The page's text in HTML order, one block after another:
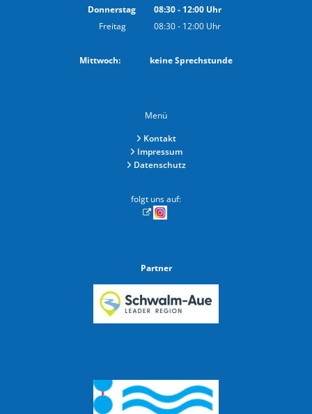
Von 08:30 bis 12:00 Uhr
Donnerstag 08:30- 12:00Uhr
Von 08:30 bis 12:00 Uhr
Freitag 08:30- 12:00 Uhr
Mittwoch: keine Sprechstunde
Menü
Kontakt
Impressum
Datenschutz
folgt uns auf:
Partner